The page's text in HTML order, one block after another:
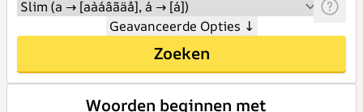
Geavanceerde Opties ↓
Zoeken
Woorden beginnen met _